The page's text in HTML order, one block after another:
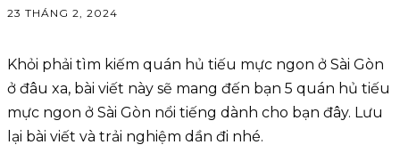
23 THÁNG 2, 2024
Khỏi phải tìm kiếm quán hủ tiếu mực ngon ở Sài Gòn
ở đâu xa, bài viết này sẽ mang đến bạn 5 quán hủ tiếu
mực ngon ở Sài Gòn nổi tiếng dành cho bạn đây. Lưu
lại bài viết và trải nghiệm dần đi nhé.